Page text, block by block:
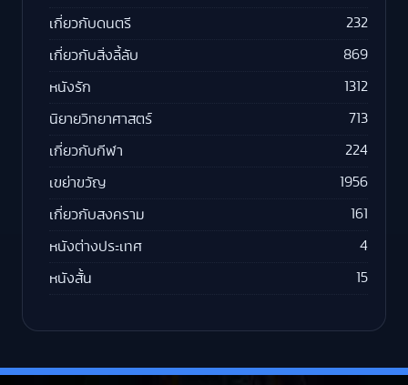
เกี่ยวกับดนตรี 232
เกี่ยวกับสิ่งลี้ลับ 869
หนังรัก 1312
นิยายวิทยาศาสตร์ 713
เกี่ยวกับกีฬา 224
เขย่าขวัญ 1956
เกี่ยวกับสงคราม 161
หนังต่างประเทศ 4
หนังสั้น 15